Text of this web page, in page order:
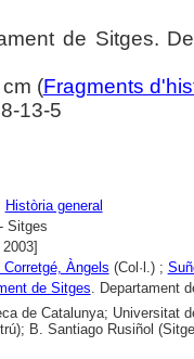
de Sitges.
(Fragments
13-5
Història general
Sitges
Corretgé, Àngels (Col·l.) ;
de Sitges. Departament
de Catalunya; Universitat
B. Santiago Rusiñol